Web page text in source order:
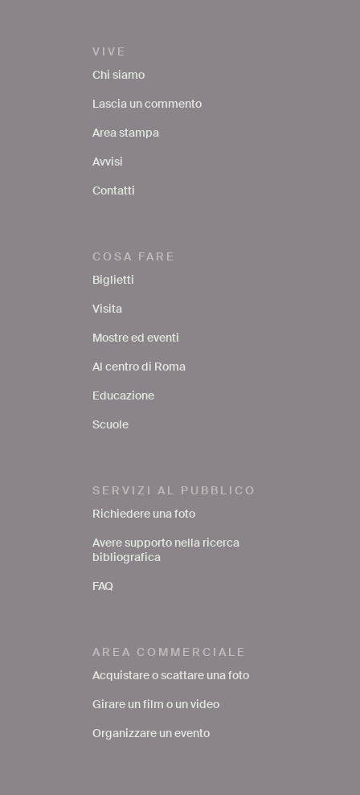
VIVE
Chi siamo
Lascia un commento
Area stampa
Avvisi
Contatti
COSA FARE
Biglietti
Visita
Mostre ed eventi
Al centro di Roma
Educazione
Scuole
SERVIZI AL PUBBLICO
Richiedere una foto
Avere supporto nella ricerca
bibliografica
FAQ
AREA COMMERCIALE
Acquistare o scattare una foto
Girare un film o un video
Organizzare un evento